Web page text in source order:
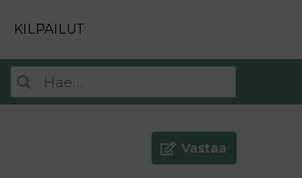
KILPAILUT
Vastaa